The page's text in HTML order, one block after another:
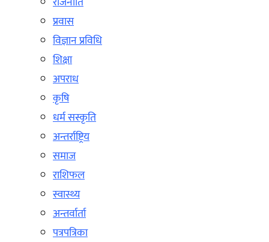
प्रवास
विज्ञान प्रविधि
शिक्षा
अपराध
कृषि
धर्म सस्कृति
अन्तर्राष्ट्रिय
समाज
राशिफल
स्वास्थ्य
अन्तर्वार्ता
पत्रपत्रिका